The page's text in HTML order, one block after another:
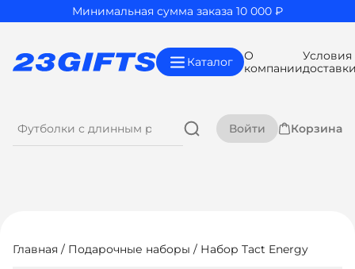
Минимальная сумма заказа 10 000 ₽
Каталог
О
компании
Условия
Войти Корзина
Главная / Подарочные наборы / Набор Tact Energy